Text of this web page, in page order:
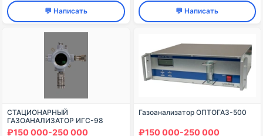
💬 Написать 💬 Написать
СТАЦИОНАРНЫЙ
ГАЗОАНАЛИЗАТОР ИГС-98
МОДИФИКАЦИЯ «СВ»
₽150 000-250 000
Газоанализатор ОПТОГАЗ-500
₽150 000-250 000